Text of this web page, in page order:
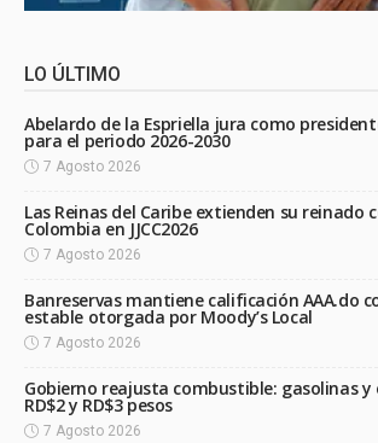
LO ÚLTIMO
Abelardo de la Espriella jura como
para el periodo 2026-2030
7 Agosto 2026
Las Reinas del Caribe extienden su
Colombia en JJCC2026
7 Agosto 2026
Banreservas mantiene calificación AAA.do
estable otorgada por Moody’s Local
7 Agosto 2026
Gobierno reajusta combustible: gasolinas y
RD$2 y RD$3 pesos
7 Agosto 2026